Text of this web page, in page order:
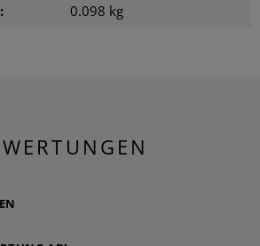
0.098 kg